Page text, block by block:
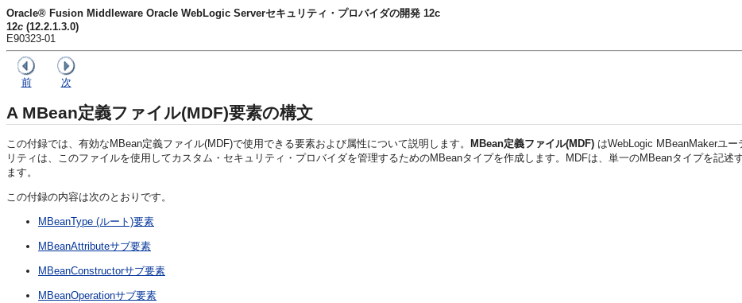
Oracle® Fusion Middleware Oracle WebLogic Serverセキュリティ・プロバイダの開発 12c
12c (12.2.1.3.0)
E90323-01
前 次
A MBean定義ファイル(MDF)要素の構文
この付録では、有効なMBean定義ファイル(MDF)で使用できる要素および属性について説明します。 MBean定義ファイル(MDF) はWebLogic MBeanMakerユ
リティは、このファイルを使用してカスタム・セキュリティ・プロバイダを管理するためのMBeanタイプを作成します。MDFは、単一のMBeanタイプを記
ます。
この付録の内容は次のとおりです。
MBeanType (ルート)要素
MBeanAttributeサブ要素
MBeanConstructorサブ要素
MBeanOperationサブ要素